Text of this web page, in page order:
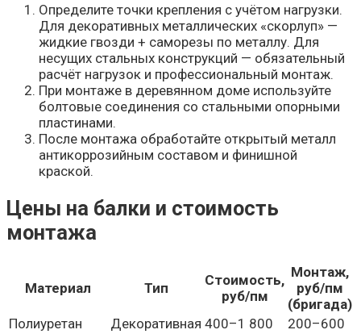
Определите точки крепления с учётом нагрузки.
Для декоративных металлических «скорлуп» —
жидкие гвозди + саморезы по металлу. Для
несущих стальных конструкций — обязательный
расчёт нагрузок и профессиональный монтаж.
При монтаже в деревянном доме используйте
болтовые соединения со стальными опорными
пластинами.
После монтажа обработайте открытый металл
антикоррозийным составом и финишной
краской.
Цены на балки и стоимость
монтажа
Материал Тип
Стоимость,
руб/пм
Монтаж,
руб/пм
(бригада)
Полиуретан
Декоративная 400–1 800
200–600